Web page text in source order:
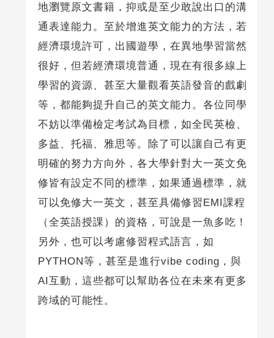
地瀏覽原文書籍，抑或是至少敢說出口的溝
通表達能力。至於增進英文能力的方法，若
經濟環境許可，出國遊學，在異地學習當然
很好，但若經濟環境普通，現在有很多線上
學習的資源、甚至大量觀看英語發音的戲劇
等，都能夠提升自己的英文能力。各位同學
不妨以準備檢定考試為目標，如全民英檢、
多益、托福、雅思等。除了可以讓自己有更
明確的努力方向外，各大學針對大一英文免
修皆有設定不同的標準，如果通過標準，就
可以免修大一英文，甚至具備修習EMI課程
（全英語授課）的資格，可說是一魚多吃！
另外，也可以考慮修習程式語言，如
PYTHON等，甚至是進行vibe coding，與
AI互動，這些都可以幫助各位在未來有更多
跨域的可能性。